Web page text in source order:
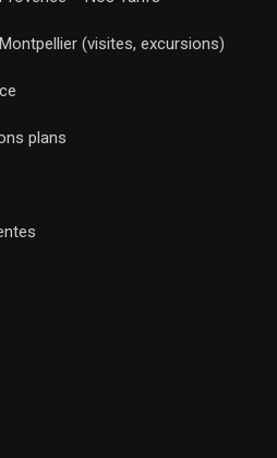
(visites, excursions)
plans